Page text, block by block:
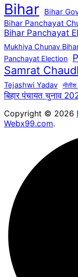
Bihar Bihar
Bihar Panchayat
Bihar Panchayat
Mukhiya Chunav
Panchayat Election
Samrat
Tejashwi Yadav
बिहार पंचायत चुनाव
Copyright © 2026
Webx99.com.